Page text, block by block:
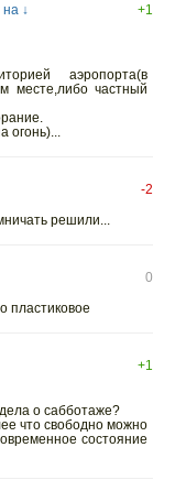
на ↓ +1
аэропорта(в
месте,либо частный
-2
решили...
0
пластиковое
+1
о сабботаже?
что свободно можно
состояние